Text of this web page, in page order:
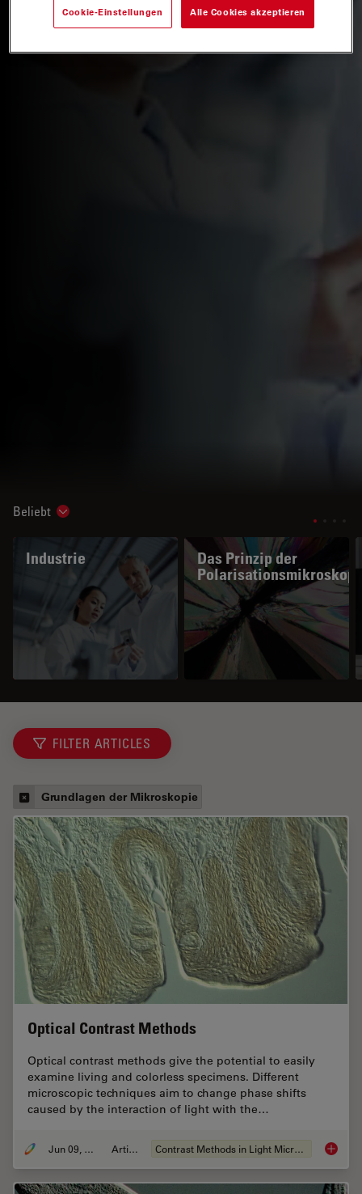
Beliebt Show subnavigation
Industrie
Das Prinzip der
FILTER ARTICLES
Grundlagen der Mikroskopie
Optical Contrast Methods
Optical contrast methods give the potential to easily
examine living and colorless specimens. Different
microscopic techniques aim to change phase shifts
caused by the interaction of light with the…
Jun 09, 2011 Artikel Contrast Methods in Light Microscopy Optical
Cookie-Einstellungen Alle Cookies akzeptieren